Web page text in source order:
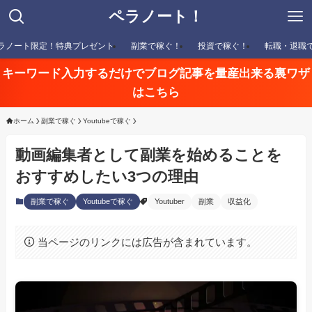
ペラノート！
ノート限定！特典プレゼント 副業で稼ぐ！ 投資で稼ぐ！ 転職・退職
キーワード入力するだけでブログ記事を量産出来る裏ワザ
はこちら
ホーム 副業で稼ぐ Youtubeで稼ぐ
動画編集者として副業を始めることを
おすすめしたい3つの理由
副業で稼ぐ Youtubeで稼ぐ Youtuber 副業 収益化
当ページのリンクには広告が含まれています。